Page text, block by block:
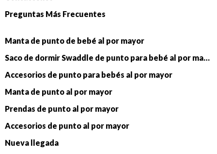
Preguntas Más Frecuentes
Manta de punto de bebé al por mayor
Saco de dormir Swaddle de punto para bebé al por mayor
Accesorios de punto para bebés al por mayor
Manta de punto al por mayor
Prendas de punto al por mayor
Accesorios de punto al por mayor
Nueva llegada